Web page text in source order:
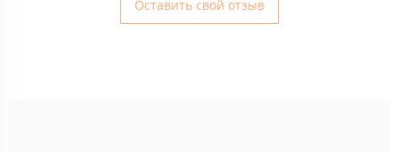
Оставить свой отзыв